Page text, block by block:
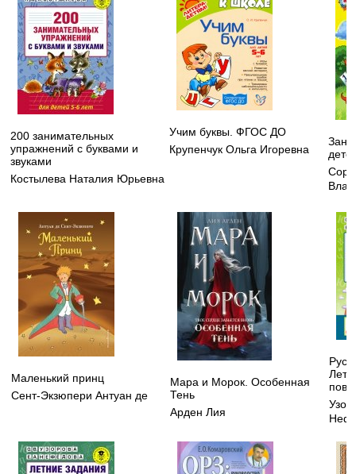
200 занимательных
упражнений с буквами и
звуками
Костылева Наталия Юрьевна
Учим буквы. ФГОС ДО
Крупенчук Ольга Игоревна
Маленький принц
Сент-Экзюпери Антуан де
Мара и Морок. Особенная
Тень
Арден Лия